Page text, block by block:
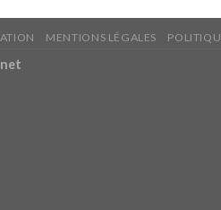
MENTIONS LÉGALES